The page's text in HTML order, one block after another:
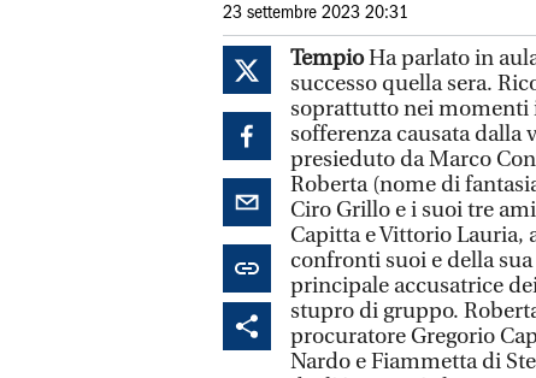
23 settembre 2023 20:31
TempioHa parlato in
successo quella sera.
soprattutto nei momenti
sofferenza causata dalla
presieduto da Marco
Roberta (nome di
Ciro Grillo e i suoi tre
Capitta e Vittorio Lauria,
confronti suoi e della
principale accusatrice
stupro di gruppo.
procuratore Gregorio
Nardo e Fiammetta di